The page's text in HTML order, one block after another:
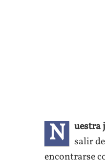
N
uestra
salir
encontrarse